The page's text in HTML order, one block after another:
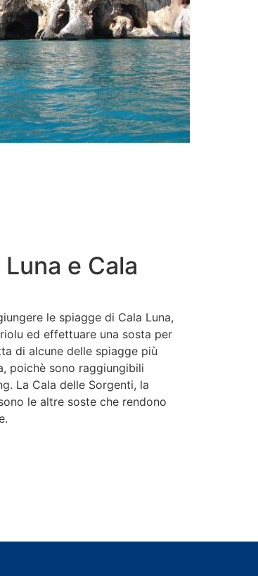
e Cala
le spiagge di Cala Luna,
ed effettuare una sosta per
di alcune delle spiagge più
poichè sono raggiungibili
La Cala delle Sorgenti, la
le altre soste che rendono